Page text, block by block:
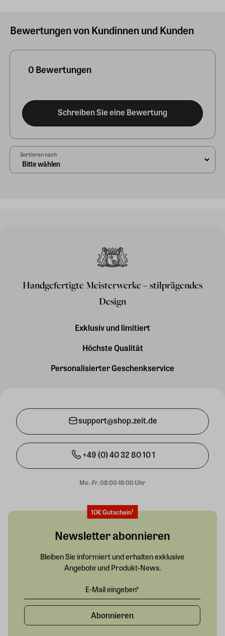
Bewertungen von Kundinnen und Kunden
0 Bewertungen
Schreiben Sie eine Bewertung
Sortieren nach
Handgefertigte Meisterwerke – stilprägendes
Design
Exklusiv und limitiert
Höchste Qualität
Personalisierter Geschenkservice
support@shop.zeit.de
+49 (0) 40 32 80 10 1
Mo.-Fr. 08:00-18:00 Uhr
10€ Gutschein¹
Newsletter abonnieren
Bleiben Sie informiert und erhalten exklusive
Angebote und Produkt-News.
Abonnieren